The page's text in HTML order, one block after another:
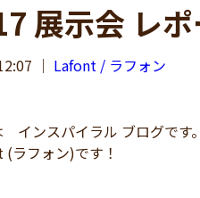
展示会 レ
｜ Lafont / ラフォン
ンスパイラル ブログです
ラフォン)です！